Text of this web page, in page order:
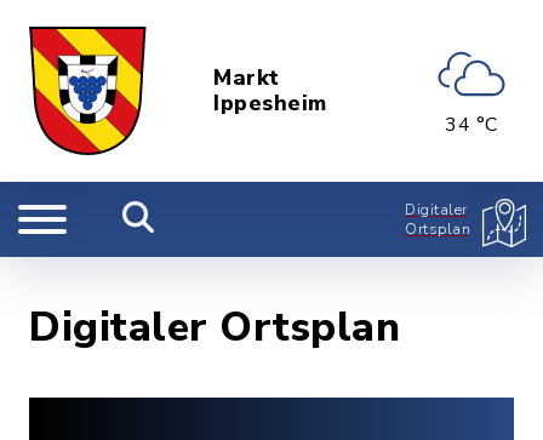
Markt
Ippesheim
34 °C
Digitaler
Ortsplan
Digitaler Ortsplan